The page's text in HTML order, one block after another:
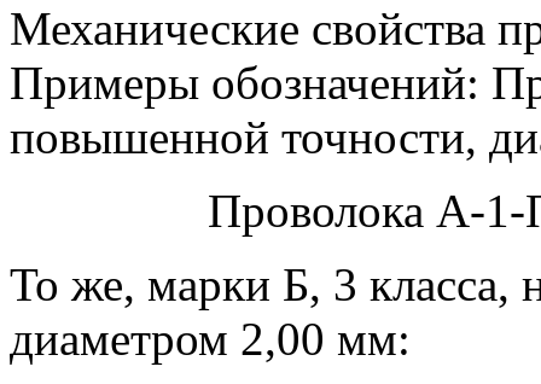
Механические свойства
Примеры обозначений:
повышенной точности,
Проволока А-
То же, марки Б, 3 класса,
диаметром 2,00 мм: